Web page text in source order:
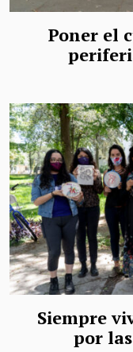
Poner el
Siempre
por